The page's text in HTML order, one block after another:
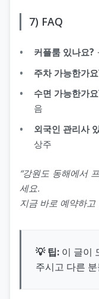
7) FAQ
커플룸 있나요?
주차 가능한가
수면 가능한가
음
외국인 관리사
상주
“강원도 동해에서
세요.
지금 바로 예약하고
💡 팁: 이 글이
주시고 다른